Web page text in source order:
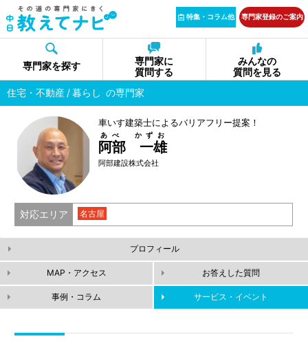
特集・コラム他 専門家登録のご案内
専門家を探す
専門家に
質問する
みんなの
質問を見る
住宅・不動産
暮らし の専門家
車いす建築士によるバリアフリー提案！
阿部 一雄
あべ かずお
阿部建設株式会社
対応エリア 名古屋
プロフィール
MAP・アクセス お答えした質問
事例・コラム サービス・イベント